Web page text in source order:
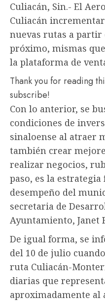
Culiacán, Sin.- El
Culiacán
nuevas rutas a partir
próximo, mismas
la plataforma de
Thank you for reading
subscribe!
Con lo anterior, se
condiciones de
sinaloense al atraer
también crear
realizar negocios,
paso, es la
desempeño del
secretaria de
Ayuntamiento, Janet
De igual forma, se
del 10 de julio
ruta Culiacán-
diarias que
aproximadamente al